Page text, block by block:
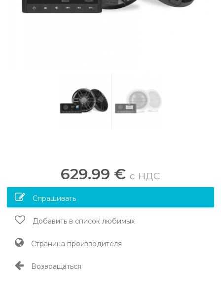
629.99 € c НДС
Спрашивать
Добавить в список любимых
Страница производителя
Возвращаться